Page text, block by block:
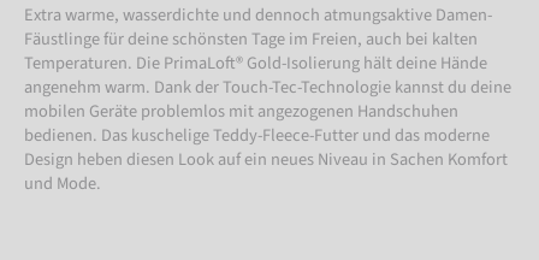
Extra warme, wasserdichte und dennoch atmungsaktive Damen-
Fäustlinge für deine schönsten Tage im Freien, auch bei kalten
Temperaturen. Die PrimaLoft® Gold-Isolierung hält deine Hände
angenehm warm. Dank der Touch-Tec-Technologie kannst du deine
mobilen Geräte problemlos mit angezogenen Handschuhen
bedienen. Das kuschelige Teddy-Fleece-Futter und das moderne
Design heben diesen Look auf ein neues Niveau in Sachen Komfort
und Mode.